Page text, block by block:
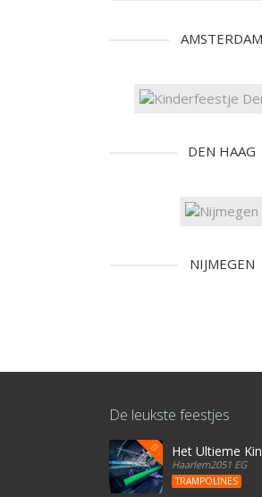
AMSTERDAM
DEN HAAG
NIJMEGEN
De leukste feestjes
Het Ultieme
Haarlem2051 EG
TRAMPOLINES